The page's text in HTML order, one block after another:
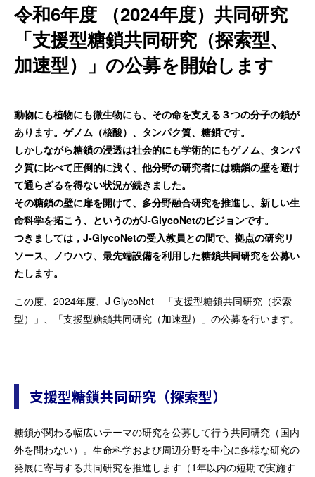
令和6年度 （2024年度）共同研究
「支援型糖鎖共同研究（探索型、
加速型）」の公募を開始します
動物にも植物にも微生物にも、その命を支える３つの分子の鎖が
あります。ゲノム（核酸）、タンパク質、糖鎖です。
しかしながら糖鎖の浸透は社会的にも学術的にもゲノム、タンパ
ク質に比べて圧倒的に浅く、他分野の研究者には糖鎖の壁を避け
て通らざるを得ない状況が続きました。
その糖鎖の壁に扉を開けて、多分野融合研究を推進し、新しい生
命科学を拓こう、というのがJ-GlycoNetのビジョンです。
つきましては，J-GlycoNetの受入教員との間で、拠点の研究リ
ソース、ノウハウ、最先端設備を利用した糖鎖共同研究を公募い
たします。
この度、2024年度、J GlycoNet 「⽀援型糖鎖共同研究（探索
型）」、「⽀援型糖鎖共同研究（加速型）」の公募を⾏います。
支援型糖鎖共同研究（探索型）
糖鎖が関わる幅広いテーマの研究を公募して行う共同研究（国内
外を問わない）。生命科学および周辺分野を中心に多様な研究の
発展に寄与する共同研究を推進します（1年以内の短期で実施す